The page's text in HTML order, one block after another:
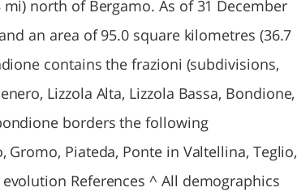
north of Bergamo. As of 31 December
an area of 95.0 square kilometres (36.7
contains the frazioni (subdivisions,
Lizzola Alta, Lizzola Bassa, Bondione,
borders the following
Piateda, Ponte in Valtellina, Teglio,
References ^ All demographics